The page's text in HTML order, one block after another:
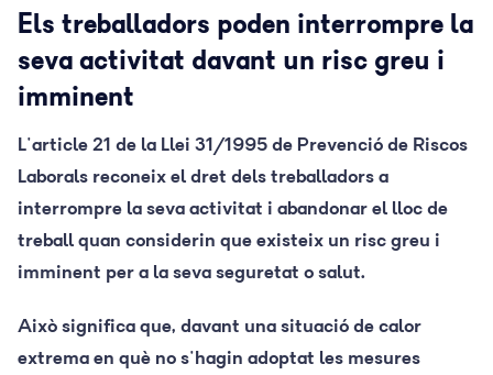
Els treballadors poden interrompre la
seva activitat davant un risc greu i
imminent
L'article 21 de la Llei 31/1995 de Prevenció de Riscos
Laborals reconeix el dret dels treballadors a
interrompre la seva activitat i abandonar el lloc de
treball quan considerin que existeix un risc greu i
imminent per a la seva seguretat o salut.
Això significa que, davant una situació de calor
extrema en què no s'hagin adoptat les mesures